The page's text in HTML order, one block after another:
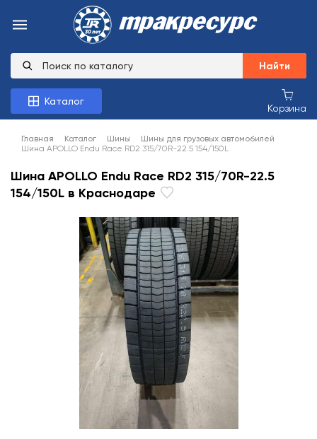
Найти
Каталог
Корзина
Главная Каталог Шины
Шины для грузовых автомобилей
Шина APOLLO Endu Race RD2 315/70R-22.5 154/150L
Шина APOLLO Endu Race RD2 315/70R-22.5
154/150L в Краснодаре